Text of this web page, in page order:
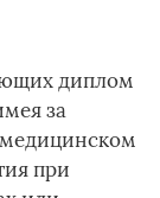
диплом
за
медицинском
при